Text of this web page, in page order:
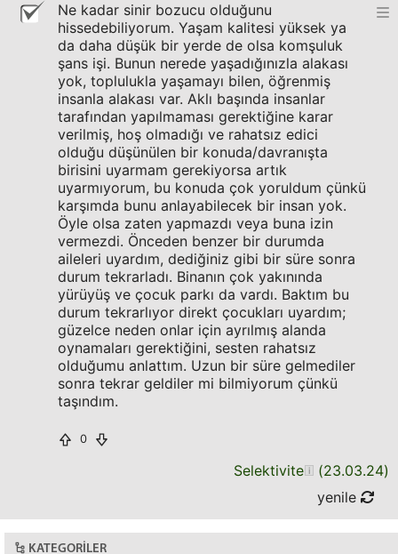
Ne kadar sinir bozucu olduğunu
hissedebiliyorum. Yaşam kalitesi yüksek ya
da daha düşük bir yerde de olsa komşuluk
şans işi. Bunun nerede yaşadığınızla alakası
yok, toplulukla yaşamayı bilen, öğrenmiş
insanla alakası var. Aklı başında insanlar
tarafından yapılmaması gerektiğine karar
verilmiş, hoş olmadığı ve rahatsız edici
olduğu düşünülen bir konuda/davranışta
birisini uyarmam gerekiyorsa artık
uyarmıyorum, bu konuda çok yoruldum çünkü
karşımda bunu anlayabilecek bir insan yok.
Öyle olsa zaten yapmazdı veya buna izin
vermezdi. Önceden benzer bir durumda
aileleri uyardım, dediğiniz gibi bir süre sonra
durum tekrarladı. Binanın çok yakınında
yürüyüş ve çocuk parkı da vardı. Baktım bu
durum tekrarlıyor direkt çocukları uyardım;
güzelce neden onlar için ayrılmış alanda
oynamaları gerektiğini, sesten rahatsız
olduğumu anlattım. Uzun bir süre gelmediler
sonra tekrar geldiler mi bilmiyorum çünkü
taşındım.
0
Selektivite (23.03.24)
yenile
KATEGORILER